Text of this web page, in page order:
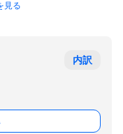
見る
内訳